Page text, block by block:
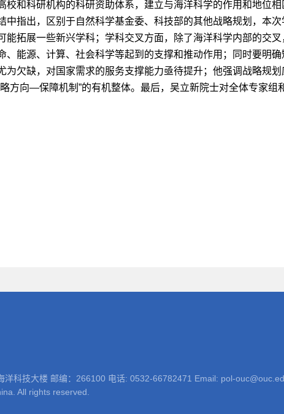
校和科研机构的科研资助体系，建立与海洋科学的作用和地位相
中指出，区别于自然科学基金委、科技部的其他战略规划，本
能拓展一些新兴学科；学科交叉方面，除了海洋科学内部的交
、能源、计算、社会科学等起到的支撑和推动作用；同时要明
为欠缺，对国家需求的服务支撑能力亟待提升；他强调战略规
方向—保障机制”的有机整体。最后，吴立新院士对全体专家组
洋科技大楼 邮编：266100 电话: 0532-66782471 Email: pol-
All rights reserved.